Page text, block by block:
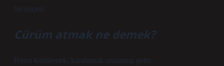
bir suçtur.
Cürüm atmak ne demek?
Birini kötülemek, karalamak anlamına gelir.